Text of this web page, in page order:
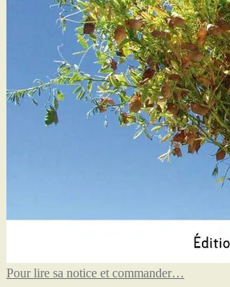
Pour lire sa notice et commander…